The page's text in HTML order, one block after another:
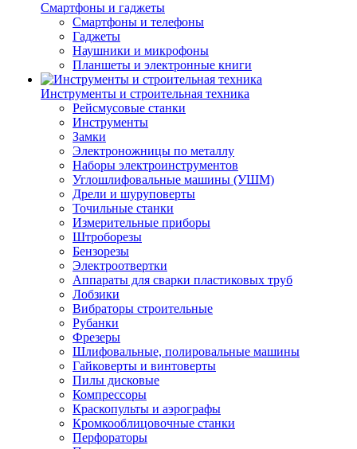
Смартфоны и гаджеты
Смартфоны и телефоны
Гаджеты
Наушники и микрофоны
Планшеты и электронные книги
Инструменты и строительная техника
Рейсмусовые станки
Инструменты
Замки
Электроножницы по металлу
Наборы электроинструментов
Углошлифовальные машины (УШМ)
Дрели и шуруповерты
Точильные станки
Измерительные приборы
Штроборезы
Бензорезы
Электроотвертки
Аппараты для сварки пластиковых труб
Лобзики
Вибраторы строительные
Рубанки
Фрезеры
Шлифовальные, полировальные машины
Гайковерты и винтоверты
Пилы дисковые
Компрессоры
Краскопульты и аэрографы
Кромкооблицовочные станки
Перфораторы